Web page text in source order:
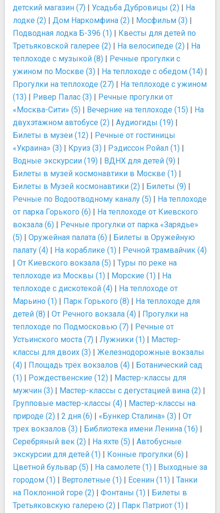
детский магазин (7) | Усадьба Дубровицы (2) | На
лодке (2) | Дом Наркомфина (2) | Мосфильм (3) |
Подводная лодка Б-396 (1) | Квесты для детей по
Третьяковской галерее (2) | На велосипеде (2) | На
теплоходе с музыкой (8) | Речные прогулки с
ужином по Москве (3) | На теплоходе с обедом (14) |
Прогулки на теплоходе (27) | На теплоходе с ужином
(13) | Ривер Палас (3) | Речные прогулки от
«Москва-Сити» (5) | Вечерние на теплоходе (15) | На
двухэтажном автобусе (2) | Аудиогиды (19) |
Билеты в музеи (12) | Речные от гостиницы
«Украина» (3) | Круиз (3) | Рэдиссон Ройал (1) |
Водные экскурсии (19) | ВДНХ для детей (9) |
Билеты в музей космонавтики в Москве (1) |
Билеты в Музей космонавтики (2) | Билеты (9) |
Речные по Водоотводному каналу (5) | На теплоходе
от парка Горького (6) | На теплоходе от Киевского
вокзала (6) | Речные прогулки от парка «Зарядье»
(5) | Оружейная палата (6) | Билеты в Оружейную
палату (4) | На кораблике (1) | Речной трамвайчик (4)
| От Киевского вокзала (5) | Туры по реке на
теплоходе из Москвы (1) | Морские (1) | На
теплоходе с дискотекой (4) | На теплоходе от
Марьино (1) | Парк Горького (8) | На теплоходе для
детей (8) | От Речного вокзала (4) | Прогулки на
теплоходе по Подмосковью (7) | Речные от
Устьинского моста (7) | Лужники (1) | Мастер-
классы для двоих (3) | Железнодорожные вокзалы
(4) | Площадь трёх вокзалов (4) | Ботанический сад
(1) | Рождественские (12) | Мастер-классы для
мужчин (3) | Мастер-классы с дегустацией вина (2) |
Групповые мастер-классы (4) | Мастер-классы на
природе (2) | 2 дня (6) | «Бункер Сталина» (3) | От
трех вокзалов (3) | Библиотека имени Ленина (16) |
Серебряный век (2) | На яхте (5) | Автобусные
экскурсии для детей (1) | Конные прогулки (6) |
Цветной бульвар (5) | На самолете (1) | Выходные за
городом (1) | Вертолетные (1) | Есенин (11) | Танки
на Поклонной горе (2) | Фонтаны (1) | Билеты в
Третьяковскую галерею (2) | Парк Патриот (1) |